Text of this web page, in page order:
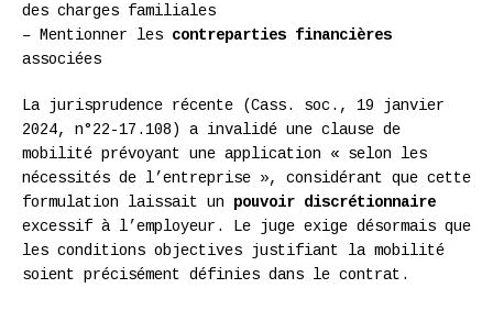
des charges familiales
– Mentionner les contreparties financières
associées
La jurisprudence récente (Cass. soc., 19 janvier
2024, n°22-17.108) a invalidé une clause de
mobilité prévoyant une application « selon les
nécessités de l’entreprise », considérant que cette
formulation laissait un pouvoir discrétionnaire
excessif à l’employeur. Le juge exige désormais que
les conditions objectives justifiant la mobilité
soient précisément définies dans le contrat.